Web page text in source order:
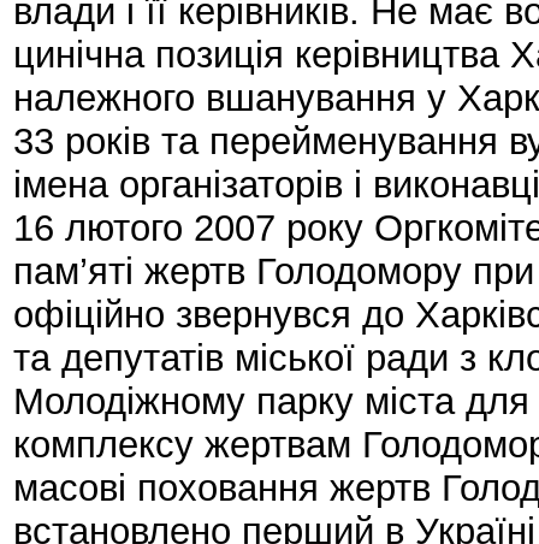
влади і її керівників. Не має
цинічна позиція керівництва
належного вшанування у
33 років та перейменування
імена організаторів і
16 лютого 2007 року
пам’яті жертв Голодомору при
офіційно звернувся до
та депутатів міської ради з
Молодіжному парку міста
комплексу жертвам
масові поховання жертв
встановлено перший в